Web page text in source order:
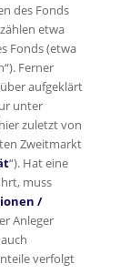
des Fonds
etwa
Fonds (etwa
Ferner
aufgeklärt
unter
zuletzt von
Zweitmarkt
“). Hat eine
muss
/
Anleger
verfolgt